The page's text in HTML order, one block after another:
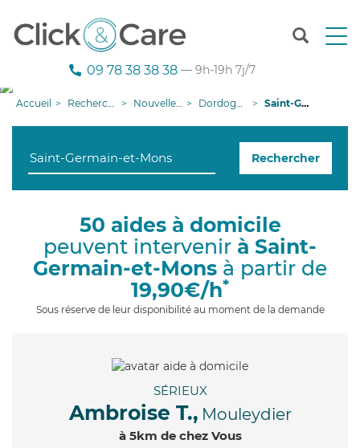
T
n
g
09 78 38 38 38 — 9h-19h 7j/7
Accueil Recherche aide à domicile Nouvelle-Aquitaine Dordogne Saint-Germain-et-Mons
Rechercher
50 aides à domicile
peuvent intervenir à Saint-
Germain-et-Mons à partir de
19,90€/h*
Sous réserve de leur disponibilité au moment de la demande
SÉRIEUX
Ambroise T., Mouleydier
à 5km de chez Vous